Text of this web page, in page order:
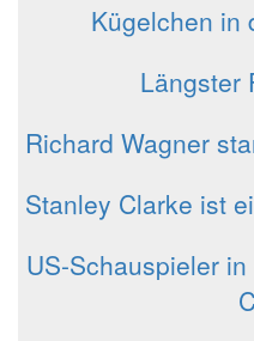
Kügelchen in
Längster
Richard Wagner
Stanley Clarke ist
US-Schauspieler in